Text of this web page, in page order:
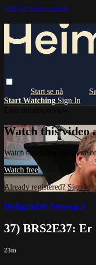
Skip to main content
Start Watching Sign In
Watch this video
Watch this video and more
Watch free
Already registered?Sign in
Boligrådet Sesong 3
37) BRS2E37:
23m